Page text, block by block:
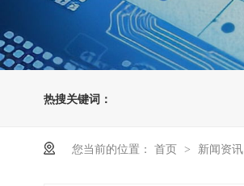
热搜关键词：
您当前的位置： 首页 > 新闻资讯